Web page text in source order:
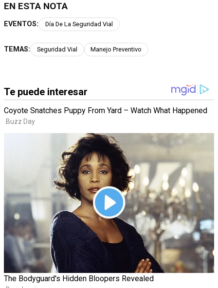
EN ESTA NOTA
EVENTOS: Día De La Seguridad Vial
TEMAS: Seguridad Vial Manejo Preventivo